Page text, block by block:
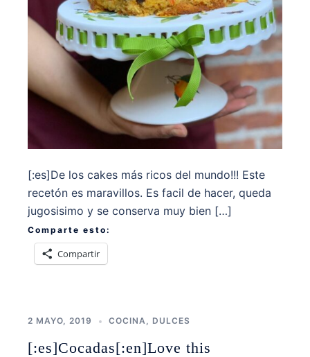
[:es]De los cakes más ricos del mundo!!! Este
recetón es maravillos. Es facil de hacer, queda
jugosisimo y se conserva muy bien […]
Comparte esto:
Compartir
2 MAYO, 2019 COCINA DULCES
[:es]Cocadas[:en]Love this